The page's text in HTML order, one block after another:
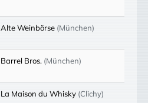
Alte Weinbörse (München)
Barrel Bros. (München)
La Maison du Whisky (Clichy)